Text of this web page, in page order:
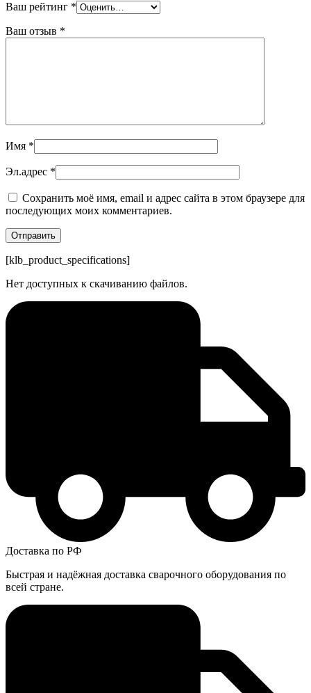
Ваш рейтинг *
Ваш отзыв *
Имя *
Эл.адрес *
Сохранить моё имя, email и адрес сайта в этом браузере для
последующих моих комментариев.
[klb_product_specifications]
Нет доступных к скачиванию файлов.
Доставка по РФ
Быстрая и надёжная доставка сварочного оборудования по
всей стране.